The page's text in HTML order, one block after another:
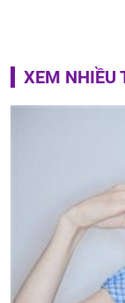
XEM NHIỀU